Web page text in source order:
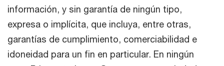
información, y sin garantía de ningún tipo,
expresa o implícita, que incluya, entre otras,
garantías de cumplimiento, comerciabilidad e
idoneidad para un fin en particular. En ningún